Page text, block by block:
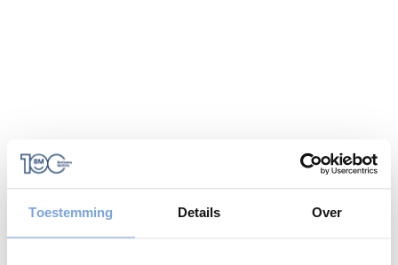
Toestemming Details Over